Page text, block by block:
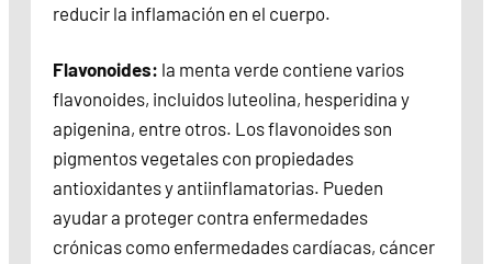
reducir la inflamación en el cuerpo.
Flavonoides: la menta verde contiene varios
flavonoides, incluidos luteolina, hesperidina y
apigenina, entre otros. Los flavonoides son
pigmentos vegetales con propiedades
antioxidantes y antiinflamatorias. Pueden
ayudar a proteger contra enfermedades
crónicas como enfermedades cardíacas, cáncer